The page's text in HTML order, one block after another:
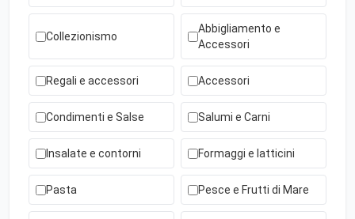
Collezionismo
Abbigliamento e
Accessori
Regali e accessori Accessori
Condimenti e Salse Salumi e Carni
Insalate e contorni Formaggi e latticini
Pasta Pesce e Frutti di Mare